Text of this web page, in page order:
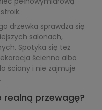
drzewka sprawdza się
salonach,
Spotyka się też
ścienna albo
ściany i nie zajmuje
realną przewagę?